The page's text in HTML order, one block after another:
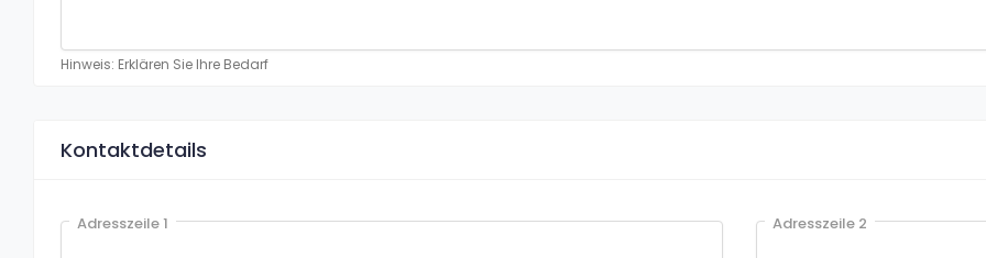
Hinweis: Erklären Sie Ihre Bedarf
Kontaktdetails
Adresszeile 1 Adresszeile 2